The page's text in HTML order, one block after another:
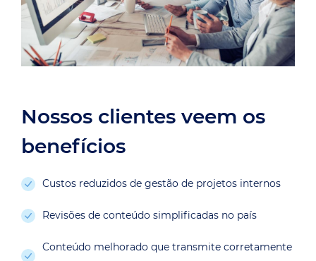
Nossos clientes veem os
benefícios
Custos reduzidos de gestão de projetos internos
Revisões de conteúdo simplificadas no país
Conteúdo melhorado que transmite corretamente